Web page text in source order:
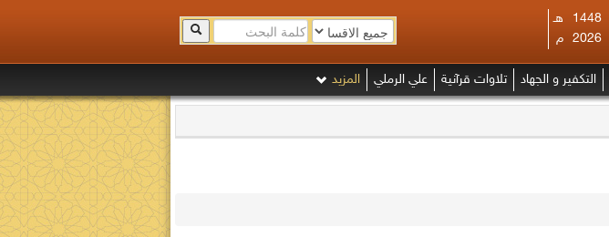
1448
هـ
2026 م
التكفير و الجهاد تلاوات قرآنية علي الرملي المزيد